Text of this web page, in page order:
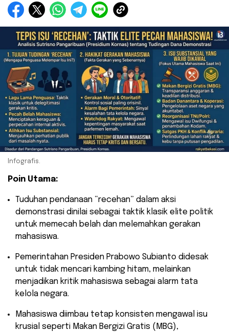
Infografis.
Poin Utama:
​Tuduhan pendanaan “recehan” dalam aksi
demonstrasi dinilai sebagai taktik klasik elite politik
untuk memecah belah dan melemahkan gerakan
mahasiswa.
​Pemerintahan Presiden Prabowo Subianto didesak
untuk tidak mencari kambing hitam, melainkan
menjadikan kritik mahasiswa sebagai alarm tata
kelola negara.
​Mahasiswa diimbau tetap konsisten mengawal isu
krusial seperti Makan Bergizi Gratis (MBG),